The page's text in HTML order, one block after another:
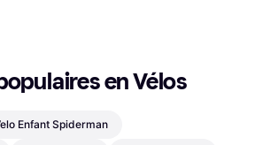
en Vélos
Enfant Spiderman